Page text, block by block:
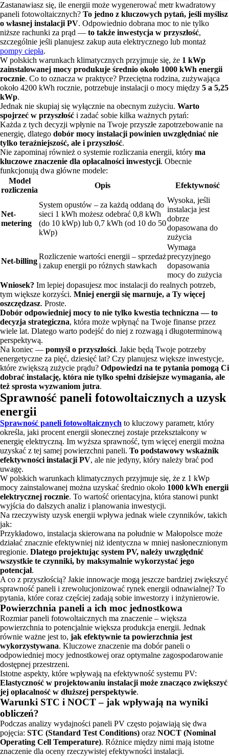
Zastanawiasz się, ile energii może wygenerować metr kwadratowy
paneli fotowoltaicznych? To jedno z kluczowych pytań, jeśli myślisz
o własnej instalacji PV. Odpowiednio dobrana moc to nie tylko
niższe rachunki za prąd — to także inwestycja w przyszłość,
szczególnie jeśli planujesz zakup auta elektrycznego lub montaż
pompy ciepła.
W polskich warunkach klimatycznych przyjmuje się, że 1 kWp
zainstalowanej mocy produkuje średnio około 1000 kWh energii
rocznie. Co to oznacza w praktyce? Przeciętna rodzina, zużywająca
około 4200 kWh rocznie, potrzebuje instalacji o mocy między 5 a 5,25
kWp.
Jednak nie skupiaj się wyłącznie na obecnym zużyciu. Warto
spojrzeć w przyszłość i zadać sobie kilka ważnych pytań:
Każda z tych decyzji wpłynie na Twoje przyszłe zapotrzebowanie na
energię, dlatego dobór mocy instalacji powinien uwzględniać nie
tylko teraźniejszość, ale i przyszłość.
Nie zapominaj również o systemie rozliczania energii, który ma
kluczowe znaczenie dla opłacalności inwestycji. Obecnie
funkcjonują dwa główne modele:
Model
rozliczenia
Opis Efektywność
Net-
metering
System opustów – za każdą oddaną do
sieci 1 kWh możesz odebrać 0,8 kWh
(do 10 kWp) lub 0,7 kWh (od 10 do 50
kWp)
Wysoka, jeśli
instalacja jest
dobrze
dopasowana do
zużycia
Net-billing
Rozliczenie wartości energii – sprzedaż
i zakup energii po różnych stawkach
Wymaga
precyzyjnego
dopasowania
mocy do zużycia
Wniosek? Im lepiej dopasujesz moc instalacji do realnych potrzeb,
tym większe korzyści. Mniej energii się marnuje, a Ty więcej
oszczędzasz. Proste.
Dobór odpowiedniej mocy to nie tylko kwestia techniczna — to
decyzja strategiczna, która może wpłynąć na Twoje finanse przez
wiele lat. Dlatego warto podejść do niej z rozwagą i długoterminową
perspektywą.
Na koniec — pomyśl o przyszłości. Jakie będą Twoje potrzeby
energetyczne za pięć, dziesięć lat? Czy planujesz większe inwestycje,
które zwiększą zużycie prądu? Odpowiedzi na te pytania pomogą Ci
dobrać instalację, która nie tylko spełni dzisiejsze wymagania, ale
też sprosta wyzwaniom jutra.
Sprawność paneli fotowoltaicznych a uzysk
energii
Sprawność paneli fotowoltaicznych to kluczowy parametr, który
określa, jaki procent energii słonecznej zostaje przekształcony w
energię elektryczną. Im wyższa sprawność, tym więcej energii można
uzyskać z tej samej powierzchni paneli. To podstawowy wskaźnik
efektywności instalacji PV, ale nie jedyny, który należy brać pod
uwagę.
W polskich warunkach klimatycznych przyjmuje się, że z 1 kWp
mocy zainstalowanej można uzyskać średnio około 1000 kWh energii
elektrycznej rocznie. To wartość orientacyjna, która stanowi punkt
wyjścia do dalszych analiz i planowania inwestycji.
Na rzeczywisty uzysk energii wpływa jednak wiele czynników, takich
jak:
Przykładowo, instalacja skierowana na południe w Małopolsce może
działać znacznie efektywniej niż identyczna w mniej nasłonecznionym
regionie. Dlatego projektując system PV, należy uwzględnić
wszystkie te czynniki, by maksymalnie wykorzystać jego
potencjał.
A co z przyszłością? Jakie innowacje mogą jeszcze bardziej zwiększyć
sprawność paneli i zrewolucjonizować rynek energii odnawialnej? To
pytania, które coraz częściej zadają sobie inwestorzy i inżynierowie.
Powierzchnia paneli a ich moc jednostkowa
Rozmiar paneli fotowoltaicznych ma znaczenie – większa
powierzchnia to potencjalnie większa produkcja energii. Jednak
równie ważne jest to, jak efektywnie ta powierzchnia jest
wykorzystywana. Kluczowe znaczenie ma dobór paneli o
odpowiedniej mocy jednostkowej oraz optymalne zagospodarowanie
dostępnej przestrzeni.
Istotne aspekty, które wpływają na efektywność systemu PV:
Elastyczność w projektowaniu instalacji może znacząco zwiększyć
jej opłacalność w dłuższej perspektywie.
Warunki STC i NOCT – jak wpływają na wyniki
obliczeń?
Podczas analizy wydajności paneli PV często pojawiają się dwa
pojęcia: STC (Standard Test Conditions) oraz NOCT (Nominal
Operating Cell Temperature). Różnice między nimi mają istotne
znaczenie dla oceny rzeczywistej efektywności instalacji.